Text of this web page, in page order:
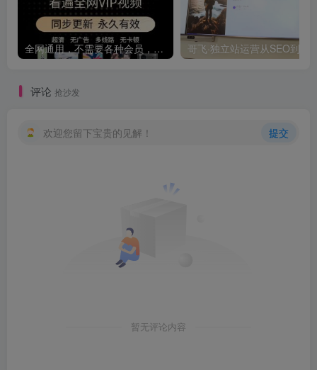
全网通用，不需要各种会员，再也不缺电影看！！
评论 抢沙发
欢迎您留下宝贵的见解！ 提交
暂无评论内容